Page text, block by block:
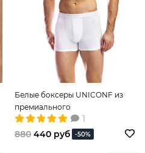
Белые боксеры UNICONF из
премиального
гипоаллергенного хлопка с
добавлением эластана
1
880 440 руб -50%